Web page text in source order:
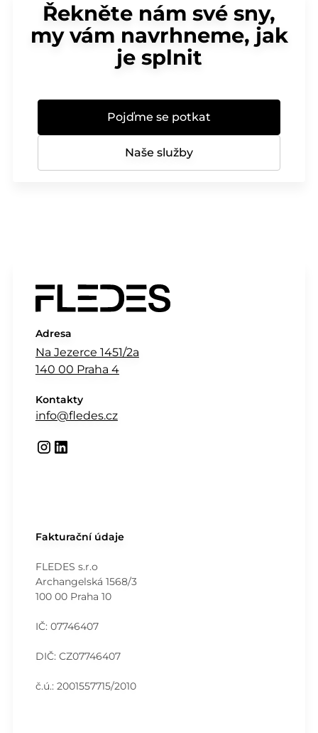
Řekněte nám své sny,
my vám navrhneme, jak
je splnit
Pojďme se potkat
Naše služby
Adresa
Na Jezerce 1451/2a
140 00 Praha 4
Kontakty
info@fledes.cz
Fakturační údaje
FLEDES s.r.o
Archangelská 1568/3
100 00 Praha 10
IČ: 07746407
DIČ: CZ07746407
č.ú.: 2001557715/2010